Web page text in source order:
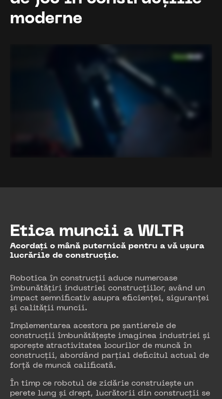
moderne
Etica muncii a WLTR
Acordați o mână puternică pentru a vă ușura
lucrările de construcție.
Robotica în construcții aduce numeroase
îmbunătățiri industriei construcțiilor, având un
impact semnificativ asupra eficienței, siguranței
și calității muncii.
Implementarea acestora pe șantierele de
construcții îmbunătățește imaginea industriei și
sporește atractivitatea locurilor de muncă în
construcții, abordând parțial deficitul actual de
forță de muncă calificată.
În timp ce robotul de zidărie construiește un
perete lung și drept, lucrătorii din construcții se